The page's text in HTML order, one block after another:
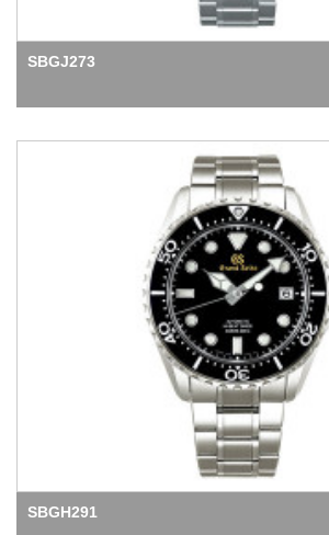
SBGJ273
SBGH291